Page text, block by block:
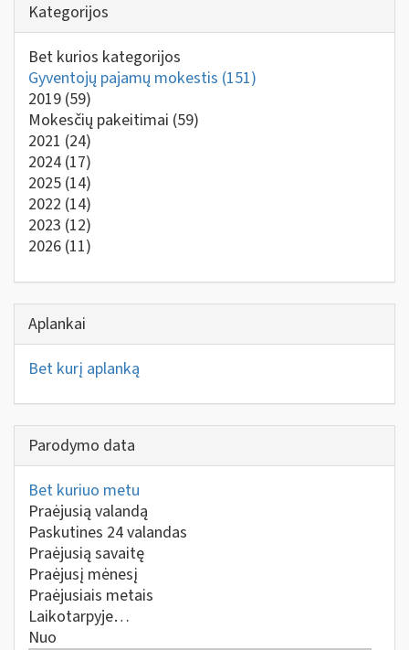
Kategorijos
Bet kurios kategorijos
Gyventojų pajamų mokestis (151)
2019 (59)
Mokesčių pakeitimai (59)
2021 (24)
2024 (17)
2025 (14)
2022 (14)
2023 (12)
2026 (11)
Aplankai
Bet kurį aplanką
Parodymo data
Bet kuriuo metu
Praėjusią valandą
Paskutines 24 valandas
Praėjusią savaitę
Praėjusį mėnesį
Praėjusiais metais
Laikotarpyje…
Nuo